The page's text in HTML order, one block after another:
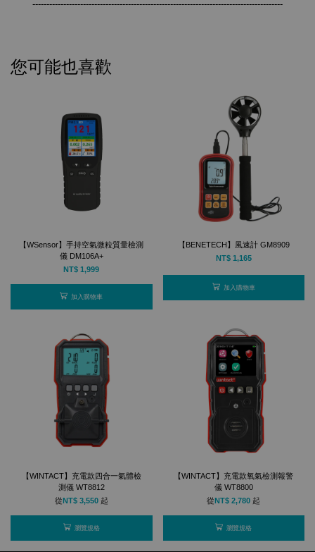
-----------------------------------------------------------------------------------------
您可能也喜歡
【WSensor】手持空氣微粒質量檢測
儀 DM106A+
NT$ 1,999
加入購物車
【BENETECH】風速計 GM8909
NT$ 1,165
加入購物車
【WINTACT】充電款四合一氣體檢
測儀 WT8812
從NT$ 3,550 起
瀏覽規格
【WINTACT】充電款氧氣檢測報警
儀 WT8800
從NT$ 2,780 起
瀏覽規格